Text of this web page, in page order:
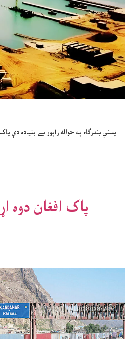
پسني بندرګاه په حواله راپور بے بنياده دې
پاک افغان دوه